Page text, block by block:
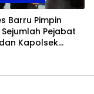
Barru Pimpin
Pejabat
Kapolsek